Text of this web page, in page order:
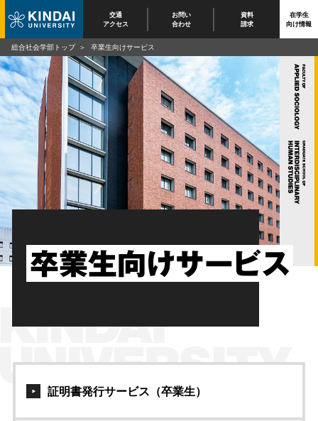
交通
アクセス
お問い
合わせ
資料
請求
在学生
向け情報
卒業生向けサービス
証明書発行サービス（卒業生）
総合社会学部トップ 卒業生向けサービス